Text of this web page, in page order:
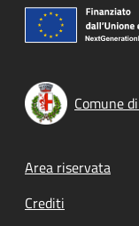
Comune
Footer
Area riservata
Crediti